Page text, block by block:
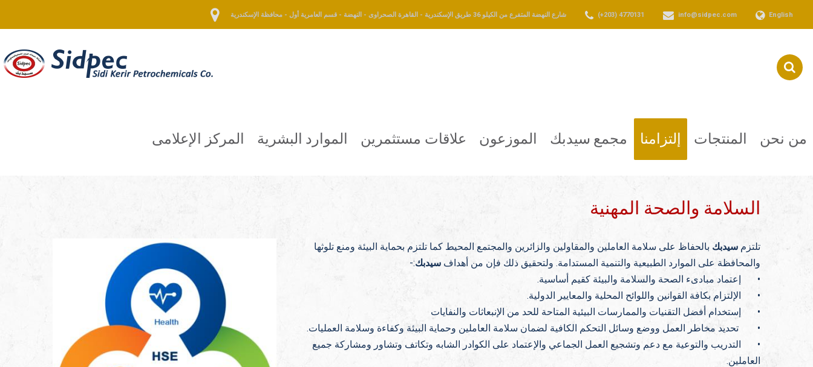
شارع النهضة المتفرع من الكيلو 36 طريق الإسكندرية - القاهرة الصحراوى - النهضة - قسم العامرية أول - محافظة الإسكندرية (+203) 4770131 info@sidpec.com English
المركز الإعلامى الموارد البشرية علاقات مستثمرين الموزعون مجمع سيدبك إلتزامنا المنتجات من نحن
السلامة والصحة المهنية
تلتزم سيدبك بالحفاظ على سلامة العاملين والمقاولين والزائرين والمجتمع المحيط كما تلتزم بحماية البيئة ومنع تلوثها
والمحافظة على الموارد الطبيعية والتنمية المستدامة. ولتحقيق ذلك فإن من أهداف سيدبك:-
•
إعتماد مبادىء الصحة والسلامة والبيئة كقيم أساسية.
•
الإلتزام بكافة القوانين واللوائح المحلية والمعايير الدولية.
•
إستخدام أفضل التقنيات والممارسات البيئية المتاحة للحد من الإنبعاثات والنفايات
•
تحديد مخاطر العمل ووضع وسائل التحكم الكافية لضمان سلامة العاملين وحماية البيئة وكفاءة وسلامة العمليات.
•
التدريب والتوعية مع دعم وتشجيع العمل الجماعي والإعتماد على الكوادر الشابه وتكاتف وتشاور ومشاركة جميع
العاملين.